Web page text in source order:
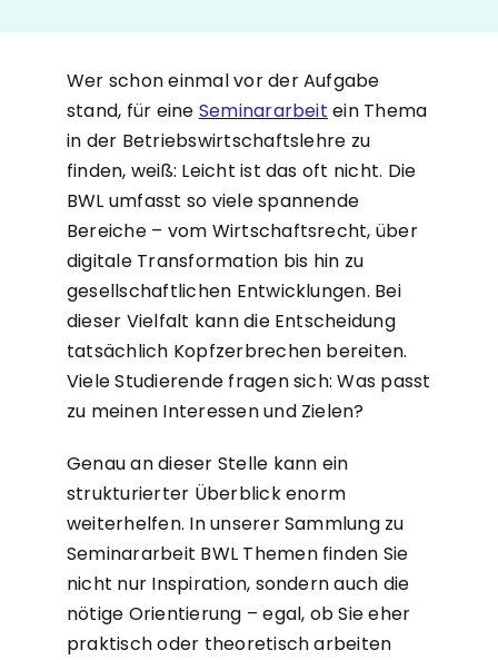
Wer schon einmal vor der Aufgabe
stand, für eine Seminararbeit ein Thema
in der Betriebswirtschaftslehre zu
finden, weiß: Leicht ist das oft nicht. Die
BWL umfasst so viele spannende
Bereiche – vom Wirtschaftsrecht, über
digitale Transformation bis hin zu
gesellschaftlichen Entwicklungen. Bei
dieser Vielfalt kann die Entscheidung
tatsächlich Kopfzerbrechen bereiten.
Viele Studierende fragen sich: Was passt
zu meinen Interessen und Zielen?
Genau an dieser Stelle kann ein
strukturierter Überblick enorm
weiterhelfen. In unserer Sammlung zu
Seminararbeit BWL Themenfinden Sie
nicht nur Inspiration, sondern auch die
nötige Orientierung – egal, ob Sie eher
praktisch oder theoretisch arbeiten